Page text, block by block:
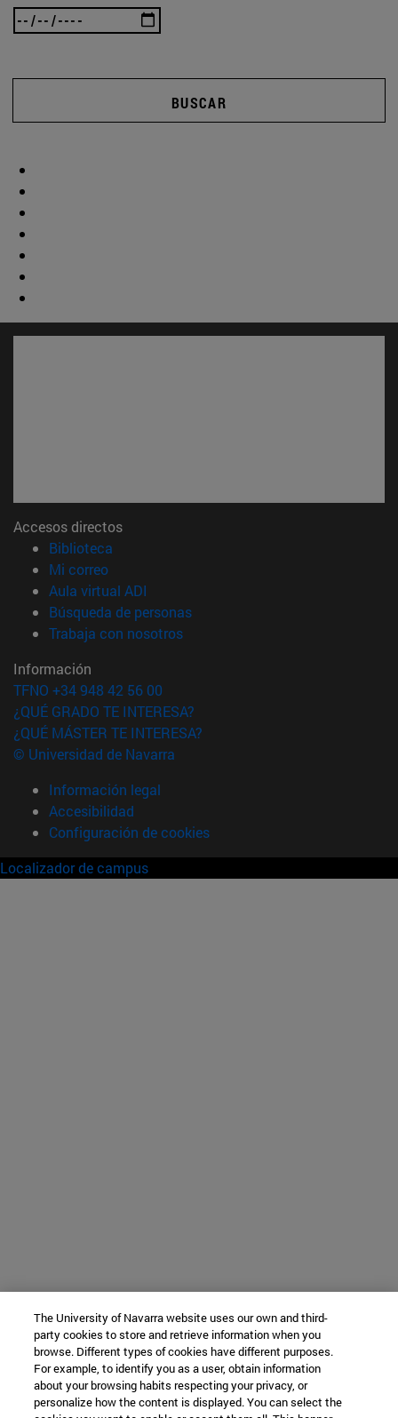
BUSCAR
Accesos directos
Biblioteca
Mi correo(abre en nueva ventana)
Aula virtual ADI
Búsqueda de personas(abre en nueva ventana)
Trabaja con nosotros(abre en nueva ventana)
Información
TFNO +34 948 42 56 00
¿QUÉ GRADO TE INTERESA?
¿QUÉ MÁSTER TE INTERESA?
© Universidad de Navarra
Información legal
Accesibilidad
Configuración de cookies
Localizador de campus
The University of Navarra website uses our own and third-
party cookies to store and retrieve information when you
browse. Different types of cookies have different purposes.
For example, to identify you as a user, obtain information
about your browsing habits respecting your privacy, or
personalize how the content is displayed. You can select the